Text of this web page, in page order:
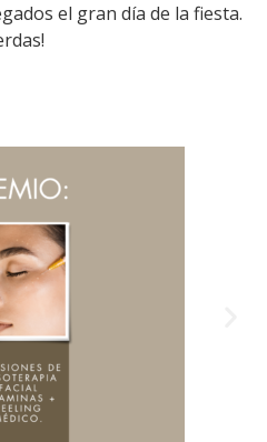
el gran día de la fiesta.